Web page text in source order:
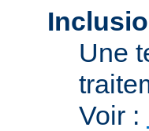
Une
Voir :